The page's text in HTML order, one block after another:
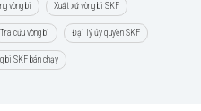
vòng bi Xuất xứ vòng bi SKF
Tra cứu vòng bi Đại lý ủy quyền SKF
bi SKF bán chạy